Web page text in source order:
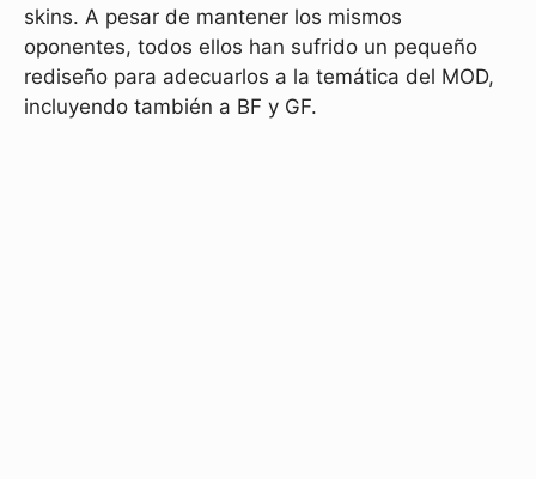
skins. A pesar de mantener los mismos
oponentes, todos ellos han sufrido un pequeño
rediseño para adecuarlos a la temática del MOD,
incluyendo también a BF y GF.